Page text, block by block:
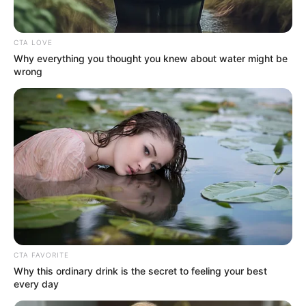
Según elCentro Nacional de Memoria Histórica, al
menos320 cuerpos han sido recuperados en el río
desde 1982, aunque se estima que la cifra real es mucho
mayor debido al uso del afluente como medio
sistemático para desaparecer víctimas.
CTA LOVE
Why everything you thought you knew about water might be
wrong
CTA FAVORITE
Why this ordinary drink is the secret to feeling your best
every day